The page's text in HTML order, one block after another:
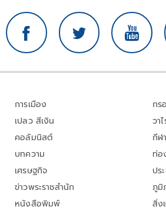
การเมือง
เปลว สีเงิน
คอลัมนิสต์
บทความ
เศรษฐกิจ
ข่าวพระราชสำนัก
หนังสือพิมพ์
กร
วา
กีฬา
ท่อ
ปร
ภูมิ
สิ่ง